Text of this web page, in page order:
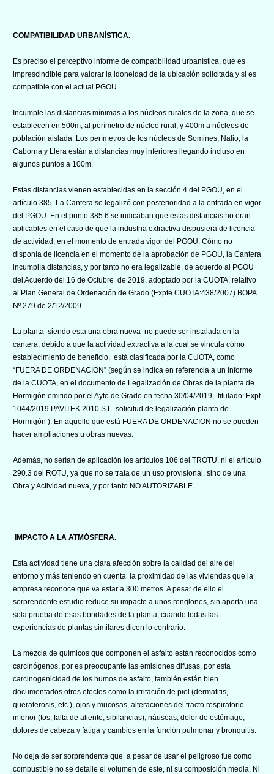
COMPATIBILIDAD URBANÍSTICA.
Es preciso el perceptivo informe de compatibilidad urbanística, que es
imprescindible para valorar la idoneidad de la ubicación solicitada y si es
compatible con el actual PGOU.
Incumple las distancias mínimas a los núcleos rurales de la zona, que se
establecen en 500m, al perímetro de núcleo rural, y 400m a núcleos de
población aislada. Los perímetros de los núcleos de Somines, Nalio, la
Caborna y Llera están a distancias muy inferiores llegando incluso en
algunos puntos a 100m.
Estas distancias vienen establecidas en la sección 4 del PGOU, en el
artículo 385. La Cantera se legalizó con posterioridad a la entrada en vigor
del PGOU. En el punto 385.6 se indicaban que estas distancias no eran
aplicables en el caso de que la industria extractiva dispusiera de licencia
de actividad, en el momento de entrada vigor del PGOU. Cómo no
disponía de licencia en el momento de la aprobación de PGOU, la Cantera
incumplía distancias, y por tanto no era legalizable, de acuerdo al PGOU
del Acuerdo del 16 de Octubre de 2019, adoptado por la CUOTA, relativo
al Plan General de Ordenación de Grado (Expte CUOTA:438/2007).BOPA
Nº 279 de 2/12/2009.
La planta siendo esta una obra nueva no puede ser instalada en la
cantera, debido a que la actividad extractiva a la cual se vincula cómo
establecimiento de beneficio, está clasificada por la CUOTA, como
“FUERA DE ORDENACION” (según se indica en referencia a un informe
de la CUOTA, en el documento de Legalización de Obras de la planta de
Hormigón emitido por el Ayto de Grado en fecha 30/04/2019, titulado: Expt
1044/2019 PAVITEK 2010 S.L. solicitud de legalización planta de
Hormigón ). En aquello que está FUERA DE ORDENACION no se pueden
hacer ampliaciones u obras nuevas.
Además, no serían de aplicación los artículos 106 del TROTU, ni el artículo
290.3 del ROTU, ya que no se trata de un uso provisional, sino de una
Obra y Actividad nueva, y por tanto NO AUTORIZABLE.
IMPACTO A LA ATMÓSFERA.
Esta actividad tiene una clara afección sobre la calidad del aire del
entorno y más teniendo en cuenta la proximidad de las viviendas que la
empresa reconoce que va estar a 300 metros. A pesar de ello el
sorprendente estudio reduce su impacto a unos renglones, sin aporta una
sola prueba de esas bondades de la planta, cuando todas las
experiencias de plantas similares dicen lo contrario.
La mezcla de químicos que componen el asfalto están reconocidos como
carcinógenos, por es preocupante las emisiones difusas, por esta
carcinogenicidad de los humos de asfalto, también están bien
documentados otros efectos como la irritación de piel (dermatitis,
queraterosis, etc.), ojos y mucosas, alteraciones del tracto respiratorio
inferior (tos, falta de aliento, sibilancias), náuseas, dolor de estómago,
dolores de cabeza y fatiga y cambios en la función pulmonar y bronquitis.
No deja de ser sorprendente que a pesar de usar el peligroso fue como
combustible no se detalle el volumen de este, ni su composición media. Ni